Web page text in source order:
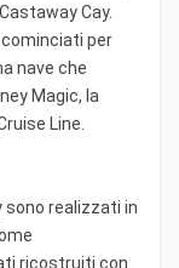
Cay.
cominciati per
nave che
Magic, la
Line.
sono realizzati in
ricostruiti con